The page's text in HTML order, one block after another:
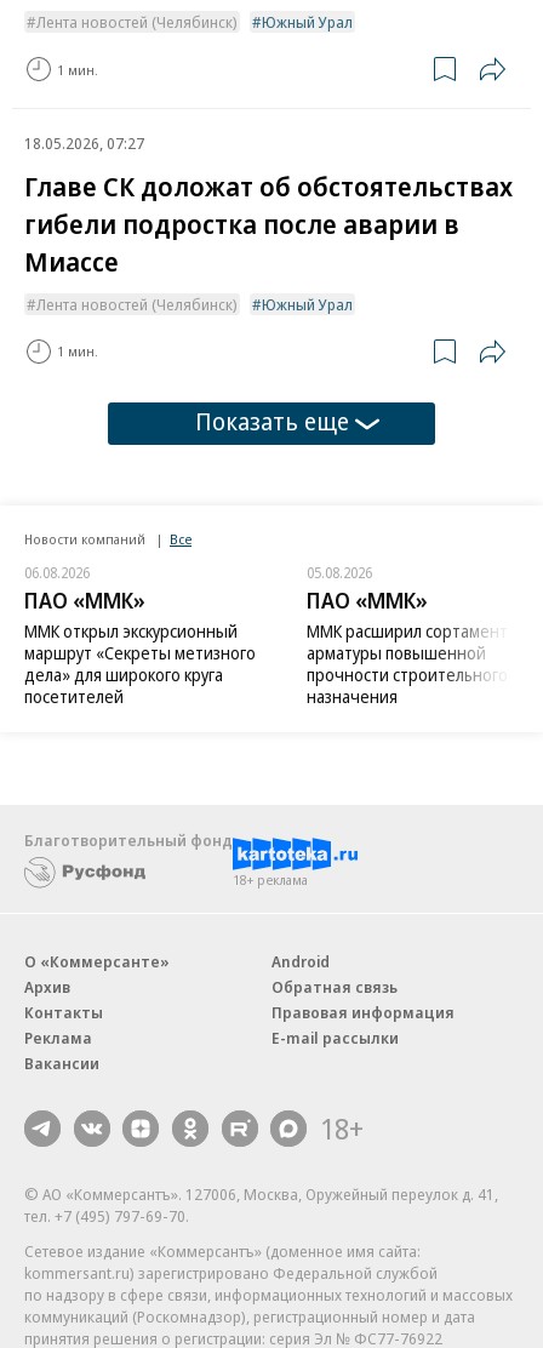
Лента новостей (Челябинск) Южный Урал
1 мин.
18.05.2026, 07:27
Главе СК доложат об обстоятельствах
гибели подростка после аварии в
Миассе
Лента новостей (Челябинск) Южный Урал
1 мин.
Показать еще
Новости компаний Все
06.08.2026
ПАО «ММК»
ММК открыл экскурсионный
маршрут «Секреты метизного
дела» для широкого круга
посетителей
05.08.2026
ПАО «ММК»
ММК расширил сортамент
арматуры повышенной
прочности строительного
назначения
Благотворительный фонд
18+ реклама
О «Коммерсанте»
Архив
Контакты
Реклама
Вакансии
Android
Обратная связь
Правовая информация
E-mail рассылки
18+
© АО «Коммерсантъ». 127006, Москва, Оружейный переулок д. 41,
тел. +7 (495) 797-69-70.
Сетевое издание «Коммерсантъ» (доменное имя сайта:
kommersant.ru) зарегистрировано Федеральной службой
по надзору в сфере связи, информационных технологий и массовых
коммуникаций (Роскомнадзор), регистрационный номер и дата
принятия решения о регистрации: серия Эл № ФС77-76922